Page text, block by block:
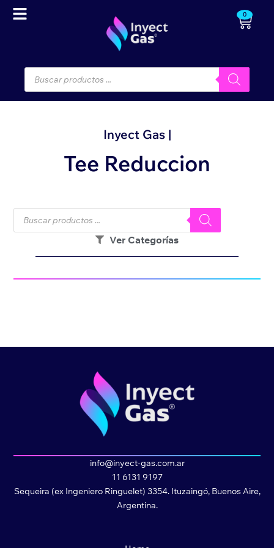
0
Inyect Gas |
Tee Reduccion
Ver Categorías
info@inyect-gas.com.ar
11 6131 9197
Sequeira (ex Ingeniero Ringuelet) 3354. Ituzaingó, Buenos Aire,
Argentina.